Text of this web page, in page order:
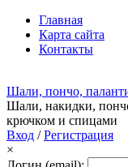
Главная
Карта сайта
Контакты
Шали, пончо,
Шали, накидки,
крючком и спицами
Вход /Регистрация
×